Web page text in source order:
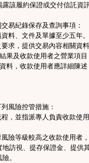
該履約保證或交付信託資
易紀錄保存及查詢事項：
料、文件及單據至少五年。
求，提供交易內容相關資
及收款使用者之營業項目
，收款使用者應詳細陳述
風險控管措施：
，並指派專人負責收款使
險等級較高之收款使用者
訪視、提存保證金、提供
。